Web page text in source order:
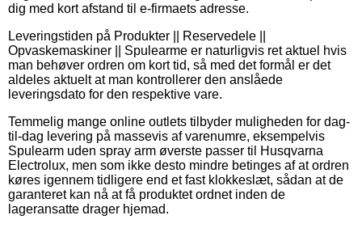
dig med kort afstand til e-firmaets adresse.
Leveringstiden på Produkter || Reservedele ||
Opvaskemaskiner || Spulearme er naturligvis ret aktuel hvis
man behøver ordren om kort tid, så med det formål er det
aldeles aktuelt at man kontrollerer den anslåede
leveringsdato for den respektive vare.
Temmelig mange online outlets tilbyder muligheden for dag-
til-dag levering på massevis af varenumre, eksempelvis
Spulearm uden spray arm øverste passer til Husqvarna
Electrolux, men som ikke desto mindre betinges af at ordren
køres igennem tidligere end et fast klokkeslæt, sådan at de
garanteret kan nå at få produktet ordnet inden de
lageransatte drager hjemad.